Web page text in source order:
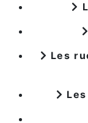
Les